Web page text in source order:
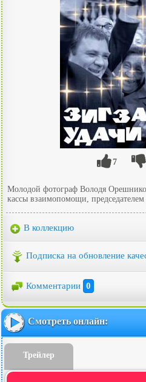
7
Молодой фотограф Володя
кассы взаимопомощи,
В коллекцию
Подписка на обновление
Комментарии 0
Смотреть онлайн:
Трейлер